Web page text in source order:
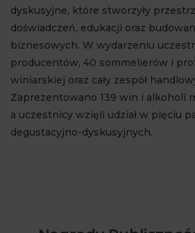
dyskusyjne, które stworzyły
doświadczeń, edukacji oraz
biznesowych. W wydarzeniu
producentów, 40 sommelierów i
winiarskiej oraz cały zespół
Zaprezentowano 139 win i alkoholi
a uczestnicy wzięli udział w pięciu
degustacyjno-dyskusyjnych.